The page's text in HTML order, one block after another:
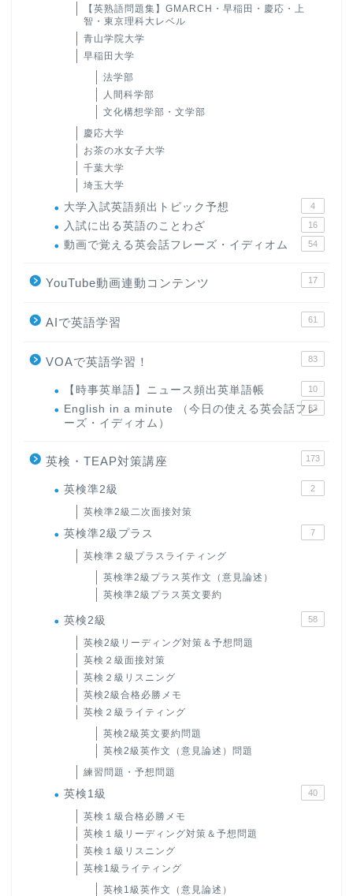
【英熟語問題集】GMARCH・早稲田・慶応・上
智・東京理科大レベル
青山学院大学
早稲田大学
法学部
人間科学部
文化構想学部・文学部
慶応大学
お茶の水女子大学
千葉大学
埼玉大学
大学入試英語頻出トピック予想 4
入試に出る英語のことわざ 16
動画で覚える英会話フレーズ・イディオム 54
YouTube動画連動コンテンツ 17
AIで英語学習 61
VOAで英語学習！ 83
【時事英単語】ニュース頻出英単語帳 10
English in a minute （今日の使える英会話フレ
ーズ・イディオム）
63
英検・TEAP対策講座 173
英検準2級 2
英検準2級二次面接対策
英検準2級プラス 7
英検準２級プラスライティング
英検準2級プラス英作文（意見論述）
英検準2級プラス英文要約
英検2級 58
英検2級リーディング対策＆予想問題
英検２級面接対策
英検２級リスニング
英検2級合格必勝メモ
英検２級ライティング
英検2級英文要約問題
英検2級英作文（意見論述）問題
練習問題・予想問題
英検1級 40
英検１級合格必勝メモ
英検１級リーディング対策＆予想問題
英検１級リスニング
英検1級ライティング
英検1級英作文（意見論述）